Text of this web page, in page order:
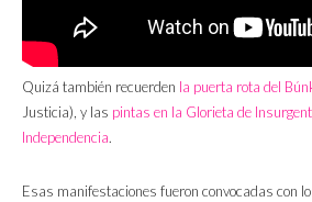
Quizá también recuerden la puerta rota del
Justicia), y las pintas en la Glorieta de
Independencia.
Esas manifestaciones fueron convocadas con